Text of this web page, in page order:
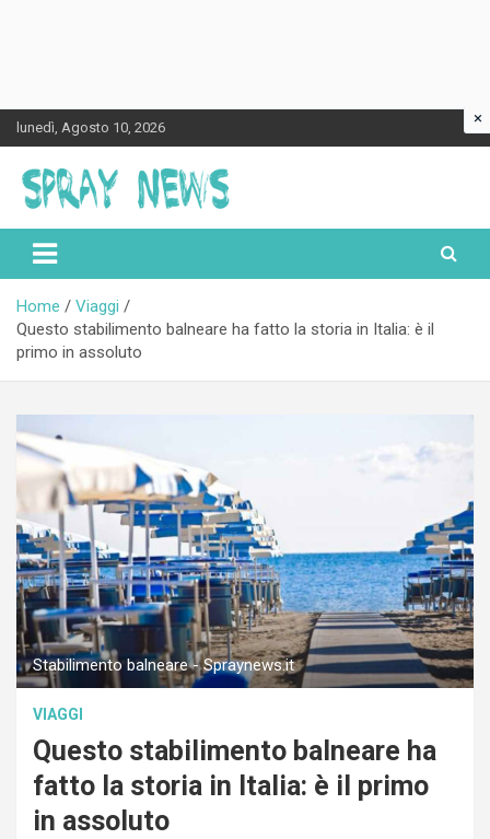
Skip
to
content
lunedì, Agosto 10, 2026
Spraynews.it
Home
Viaggi
Questo stabilimento balneare ha fatto la storia in Italia: è il
primo in assoluto
Stabilimento balneare - Spraynews.it
VIAGGI
Questo stabilimento balneare ha
fatto la storia in Italia: è il primo
in assoluto
×